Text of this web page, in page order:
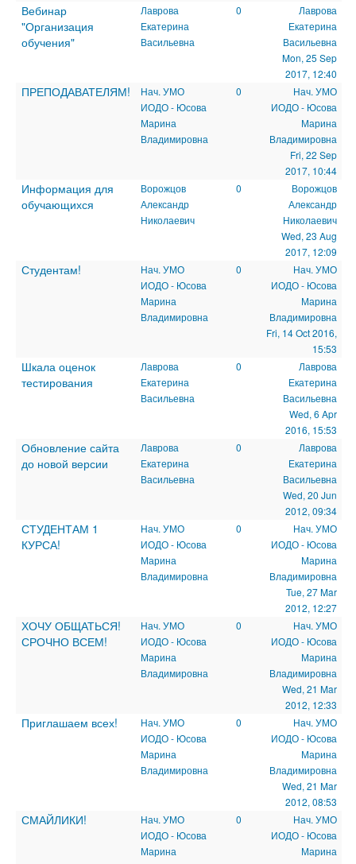
Вебинар
"Организация
обучения"
Лаврова
Екатерина
Васильевна
0
Лаврова
Екатерина
Васильевна
Mon, 25 Sep
2017, 12:40
ПРЕПОДАВАТЕЛЯМ!
Нач. УМО
ИОДО - Юсова
Марина
Владимировна
0
Нач. УМО
ИОДО - Юсова
Марина
Владимировна
Fri, 22 Sep
2017, 10:44
Информация для
обучающихся
Ворожцов
Александр
Николаевич
0
Ворожцов
Александр
Николаевич
Wed, 23 Aug
2017, 12:09
Студентам!
Нач. УМО
ИОДО - Юсова
Марина
Владимировна
0
Нач. УМО
ИОДО - Юсова
Марина
Владимировна
Fri, 14 Oct 2016,
15:53
Шкала оценок
тестирования
Лаврова
Екатерина
Васильевна
0
Лаврова
Екатерина
Васильевна
Wed, 6 Apr
2016, 15:53
Обновление сайта
до новой версии
Лаврова
Екатерина
Васильевна
0
Лаврова
Екатерина
Васильевна
Wed, 20 Jun
2012, 09:34
СТУДЕНТАМ 1
КУРСА!
Нач. УМО
ИОДО - Юсова
Марина
Владимировна
0
Нач. УМО
ИОДО - Юсова
Марина
Владимировна
Tue, 27 Mar
2012, 12:27
ХОЧУ ОБЩАТЬСЯ!
СРОЧНО ВСЕМ!
Нач. УМО
ИОДО - Юсова
Марина
Владимировна
0
Нач. УМО
ИОДО - Юсова
Марина
Владимировна
Wed, 21 Mar
2012, 12:33
Приглашаем всех!
Нач. УМО
ИОДО - Юсова
Марина
Владимировна
0
Нач. УМО
ИОДО - Юсова
Марина
Владимировна
Wed, 21 Mar
2012, 08:53
СМАЙЛИКИ!
Нач. УМО
ИОДО - Юсова
Марина
0
Нач. УМО
ИОДО - Юсова
Марина